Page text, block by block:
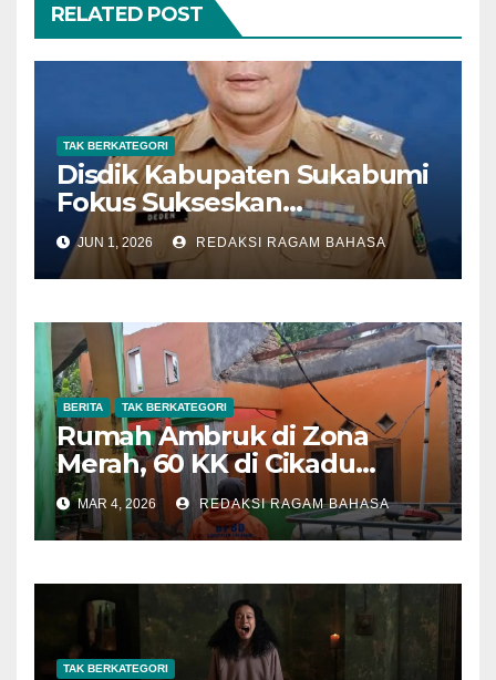
RELATED POST
TAK BERKATEGORI
Disdik Kabupaten Sukabumi
Fokus Sukseskan
Pelaksanaan SPMB SMP
Tahun 2026
JUN 1, 2026 REDAKSI RAGAM BAHASA
BERITA TAK BERKATEGORI
Rumah Ambruk di Zona
Merah, 60 KK di Cikadu
Terancam Pergerakan Tanah
Susulan
MAR 4, 2026 REDAKSI RAGAM BAHASA
TAK BERKATEGORI